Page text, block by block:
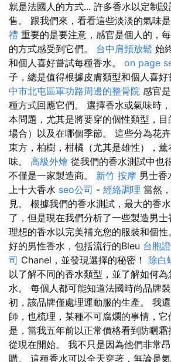
就是法國人的方式... 許多香水以定制
售。 跟我們來，看看這些淡淡的氣味
禮 重要的是要注意，感官是個人的，
的方式感受到它們。 台中肩頸放鬆 始
和個人喜好嘗試每種香水。 on page
子，總是值得根據皮膚類型和個人喜好
中市北屯區軍功路周邊的整骨院 感官
種方式回應它們。 選擇香水或氣味時
本問題，尤其是將要穿的個性類型，
場合）以及在哪個季節。 這些分為花
東方，柏樹，柑橘（尤其是雄性），
味。 高級外燴 從我們的香水測試中也
不僅是一家製造商。 新竹 按摩 男士香
上十大香水 seo公司 - 經絡調理 當然
見。 根據我們的香水測試，最大的香
了，但是現在我們分析了一些製造男
理想的香水以完美補充您的服裝和個性
好的男性香水，包括流行的Bleu 台胞
司 Chanel，並發現選擇的秘密！ 除白
以了解不同的香水類型，並了解如何
水。 每個人都可能知道法國時尚品牌
初，該品牌僅處理運動服的生產。 我
師，也梳理，某種不可腐爛的事情，
是，當我五年前以正常價格看到防曬霜
從現在開始。 我不只是因為他們非常
購。 這種香水可以全天穿著，無論是